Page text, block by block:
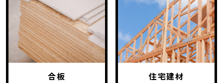
合板 住宅建材